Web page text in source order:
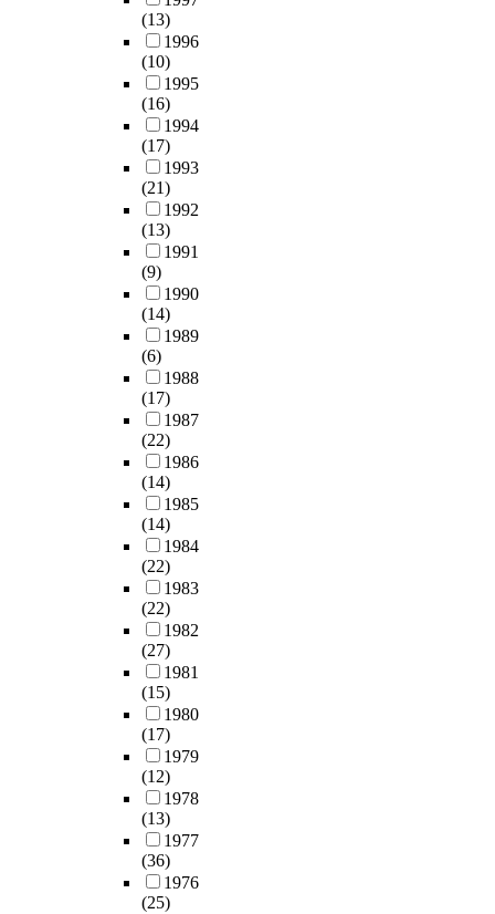
(13)
1996
(10)
1995
(16)
1994
(17)
1993
(21)
1992
(13)
1991
(9)
1990
(14)
1989
(6)
1988
(17)
1987
(22)
1986
(14)
1985
(14)
1984
(22)
1983
(22)
1982
(27)
1981
(15)
1980
(17)
1979
(12)
1978
(13)
1977
(36)
1976
(25)